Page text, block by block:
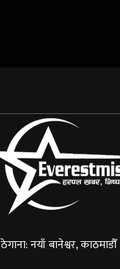
ठेगाना: नयाँ बानेश्वर,